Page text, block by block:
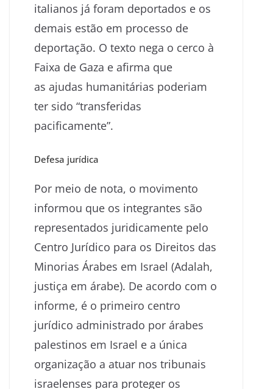
italianos já foram deportados e os
demais estão em processo de
deportação. O texto nega o cerco à
Faixa de Gaza e afirma que
as ajudas humanitárias poderiam
ter sido “transferidas
pacificamente”.
Defesa jurídica
Por meio de nota, o movimento
informou que os integrantes são
representados juridicamente pelo
Centro Jurídico para os Direitos das
Minorias Árabes em Israel (Adalah,
justiça em árabe). De acordo com o
informe, é o primeiro centro
jurídico administrado por árabes
palestinos em Israel e a única
organização a atuar nos tribunais
israelenses para proteger os